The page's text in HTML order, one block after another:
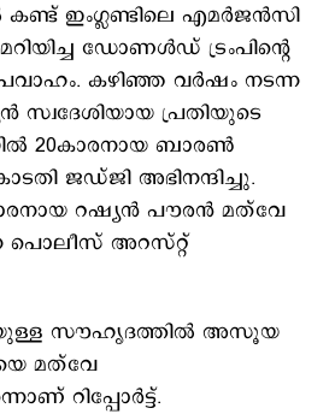
ഇംഗ്ലണ്ടിലെ എമര്‍ജന്‍സി
ഡോണള്‍ഡ് ട്രംപിന്‍റെ
കഴിഞ്ഞ വര്‍ഷം നടന്ന
സ്വദേശിയായ പ്രതിയുടെ
20കാരനായ ബാരണ്‍
ജഡ്ജി അഭിനന്ദിച്ചു.
റഷ്യന്‍ പൗരന്‍ മത്‌വേ
പൊലീസ് അറസ്റ്റ്
സൗഹൃദത്തില്‍ അസൂയ
മത്‌വേ
റിപ്പോര്‍ട്ട്.